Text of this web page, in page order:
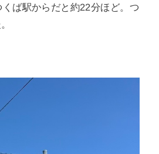
ば駅からだと約22分ほど。つ